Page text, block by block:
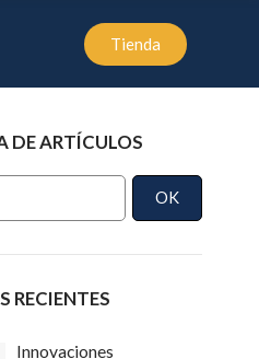
Tienda
DE ARTÍCULOS
OK
RECIENTES
Innovaciones